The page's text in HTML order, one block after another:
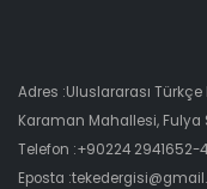
Adres :Uluslararası Türkçe
Karaman Mahallesi, Fulya
Telefon :+90224 2941652-
Eposta